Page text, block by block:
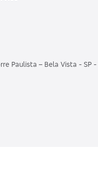
Paulista – Bela Vista - SP -